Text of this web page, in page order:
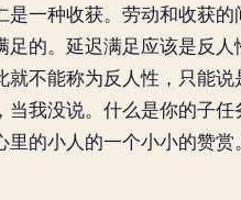
一种收获。劳动和收获的
足的。延迟满足应该是反
就不能称为反人性，只能
当我没说。什么是你的子
里的小人的一个小小的赞